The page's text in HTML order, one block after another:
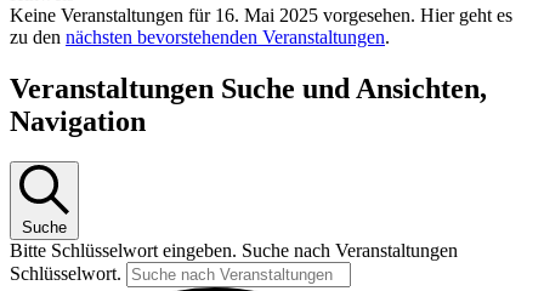
Keine Veranstaltungen für 16. Mai 2025 vorgesehen. Hier geht es
zu den nächsten bevorstehenden Veranstaltungen.
Veranstaltungen Suche und Ansichten,
Navigation
Suche
Bitte Schlüsselwort eingeben. Suche nach Veranstaltungen
Schlüsselwort.